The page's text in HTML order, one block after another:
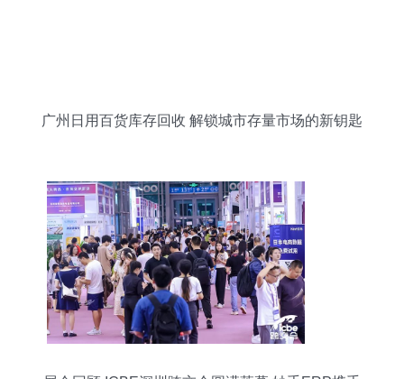
广州日用百货库存回收 解锁城市存量市场的新钥匙